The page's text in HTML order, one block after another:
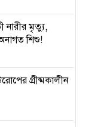
নারীর মৃত্যু,
শিশু!
গ্রীষ্মকালীন